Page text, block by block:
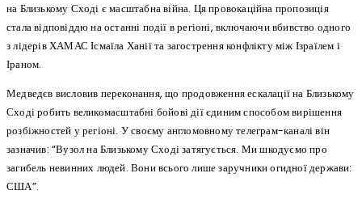
на Близькому Сході є масштабна війна. Ця провокаційна пропозиція
стала відповіддю на останні події в регіоні, включаючи вбивство одного
з лідерів ХАМАС Ісмаїла Ханії та загострення конфлікту між Ізраїлем і
Іраном.
Медведєв висловив переконання, що продовження ескалації на Близькому
Сході робить великомасштабні бойові дії єдиним способом вирішення
розбіжностей у регіоні. У своєму англомовному телеграм-каналі він
зазначив: “Вузол на Близькому Сході затягується. Ми шкодуємо про
загибель невинних людей. Вони всього лише заручники огидної держави:
США”.